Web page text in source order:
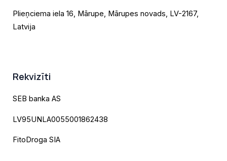
Plieņciema iela 16, Mārupe, Mārupes novads, LV-2167,
Latvija
Rekvizīti
SEB banka AS
LV95UNLA0055001862438
FitoDroga SIA